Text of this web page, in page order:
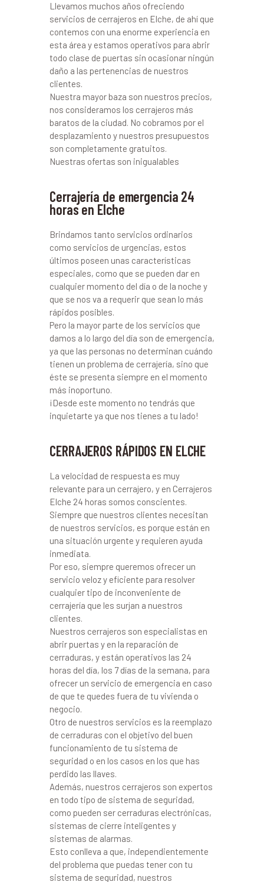
Llevamos muchos años ofreciendo
servicios de cerrajeros en Elche, de ahí que
contemos con una enorme experiencia en
esta área y estamos operativos para abrir
todo clase de puertas sin ocasionar ningún
daño a las pertenencias de nuestros
clientes.
Nuestra mayor baza son nuestros precios,
nos consideramos los cerrajeros más
baratos de la ciudad. No cobramos por el
desplazamiento y nuestros presupuestos
son completamente gratuitos.
Nuestras ofertas son inigualables
Cerrajería de emergencia 24
horas en Elche
Brindamos tanto servicios ordinarios
como servicios de urgencias, estos
últimos poseen unas características
especiales, como que se pueden dar en
cualquier momento del día o de la noche y
que se nos va a requerir que sean lo más
rápidos posibles.
Pero la mayor parte de los servicios que
damos a lo largo del día son de emergencia,
ya que las personas no determinan cuándo
tienen un problema de cerrajería, sino que
éste se presenta siempre en el momento
más inoportuno.
¡Desde este momento no tendrás que
inquietarte ya que nos tienes a tu lado!
CERRAJEROS RÁPIDOS EN ELCHE
La velocidad de respuesta es muy
relevante para un cerrajero, y en Cerrajeros
Elche 24 horas somos conscientes.
Siempre que nuestros clientes necesitan
de nuestros servicios, es porque están en
una situación urgente y requieren ayuda
inmediata.
Por eso, siempre queremos ofrecer un
servicio veloz y eficiente para resolver
cualquier tipo de inconveniente de
cerrajería que les surjan a nuestros
clientes.
Nuestros cerrajeros son especialistas en
abrir puertas y en la reparación de
cerraduras, y están operativos las 24
horas del día, los 7 días de la semana, para
ofrecer un servicio de emergencia en caso
de que te quedes fuera de tu vivienda o
negocio.
Otro de nuestros servicios es la reemplazo
de cerraduras con el objetivo del buen
funcionamiento de tu sistema de
seguridad o en los casos en los que has
perdido las llaves.
Además, nuestros cerrajeros son expertos
en todo tipo de sistema de seguridad,
como pueden ser cerraduras electrónicas,
sistemas de cierre inteligentes y
sistemas de alarmas.
Esto conlleva a que, independientemente
del problema que puedas tener con tu
sistema de seguridad, nuestros